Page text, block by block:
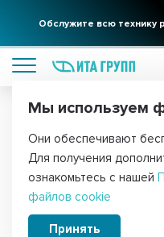
Обслужите всю технику
Главная Запчасти для
Анод магниевый
Thermex 250мм
Мы используем
Они обеспечивают
Для получения
ознакомьтесь с нашей
файлов cookie
Принять